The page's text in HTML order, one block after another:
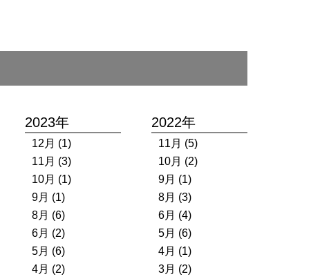
2023年
12月 (1)
11月 (3)
10月 (1)
9月 (1)
8月 (6)
6月 (2)
5月 (6)
4月 (2)
2022年
11月 (5)
10月 (2)
9月 (1)
8月 (3)
6月 (4)
5月 (6)
4月 (1)
3月 (2)